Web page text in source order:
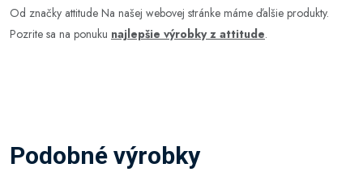
Od značky attitude Na našej webovej stránke máme ďalšie produkty.
Pozrite sa na ponuku najlepšie výrobky z attitude.
Podobné výrobky